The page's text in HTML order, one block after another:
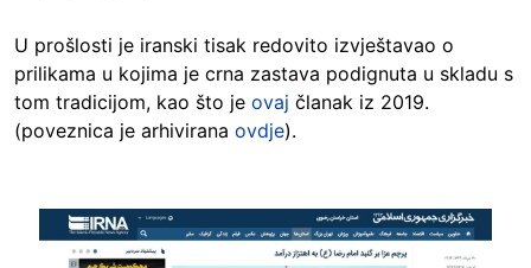
U prošlosti je iranski tisak redovito izvještavao o
prilikama u kojima je crna zastava podignuta u skladu s
tom tradicijom, kao što je ovaj članak iz 2019.
(poveznica je arhivirana ovdje).
Image